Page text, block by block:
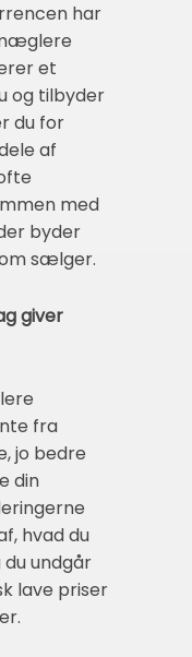
har
et
og tilbyder
du for
af
med
byder
sælger.
giver
fra
jo bedre
din
hvad du
undgår
lave priser